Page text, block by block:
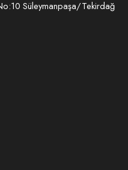
Süleymanpaşa/Tekirdağ